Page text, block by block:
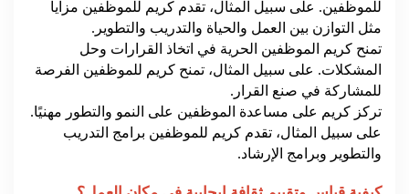
للموظفين. على سبيل المثال، تقدم كريم للموظفين مزايا
مثل التوازن بين العمل والحياة والتدريب والتطوير.
تمنح كريم الموظفين الحرية في اتخاذ القرارات وحل
المشكلات. على سبيل المثال، تمنح كريم للموظفين الفرصة
للمشاركة في صنع القرار.
تركز كريم على مساعدة الموظفين على النمو والتطور مهنيًا.
على سبيل المثال، تقدم كريم للموظفين برامج التدريب
والتطوير وبرامج الإرشاد.